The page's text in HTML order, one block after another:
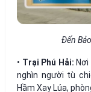
Đến
• Trại Phú Hải:
nghìn người tù
Hầm Xay Lúa,